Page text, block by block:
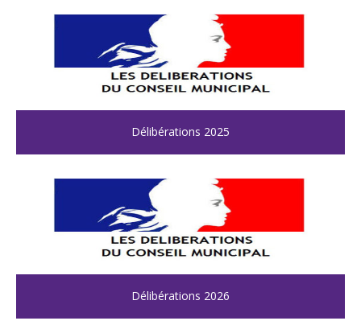
Délibérations 2025
Délibérations 2026